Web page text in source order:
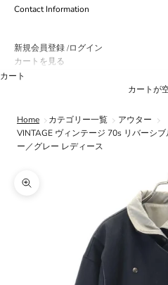
Contact Information
新規会員登録 /ログイン
カートを見る
カート
カートが
Home カテゴリー一覧
アウター
VINTAGE ヴィンテージ 70s リバーシ
ー／グレー レディース
ズームイン